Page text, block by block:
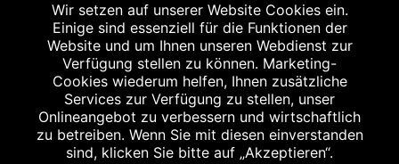
Abgabe in haushaltsüblichen Mengen, solange der Vorrat reicht. Für Druck-
und Satzfehler keine Haftung.
Zu Risiken und Nebenwirkungen lesen Sie die Packungsbeilage und fragen
Sie Ihren Arzt oder Apotheker.
Angabe nach der deutschen Arzneimitteltaxe Apothekenerstattungspreis
Wir setzen auf unserer Website Cookies ein.
Einige sind essenziell für die Funktionen der
Website und um Ihnen unseren Webdienst zur
Verfügung stellen zu können. Marketing-
Cookies wiederum helfen, Ihnen zusätzliche
Services zur Verfügung zu stellen, unser
Onlineangebot zu verbessern und wirtschaftlich
zu betreiben. Wenn Sie mit diesen einverstanden
sind, klicken Sie bitte auf „Akzeptieren“.